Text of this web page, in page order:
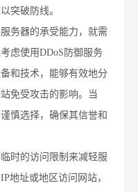
突破防线。
务器的承受能力，就需
虑使用DDoS防御服务
和技术，能够有效地分
免受攻击的影响。当
慎选择，确保其信誉和
时的访问限制来减轻服
地址或地区访问网站，